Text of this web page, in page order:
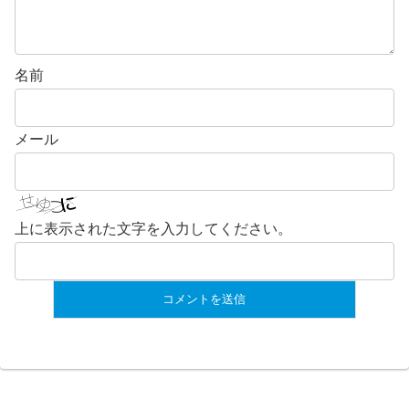
名前
メール
上に表示された文字を入力してください。